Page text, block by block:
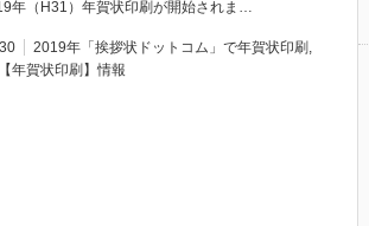
年（H31）年賀状印刷が開始されま…
2019年「挨拶状ドットコム」で年賀状印刷 ,
年賀状印刷】情報